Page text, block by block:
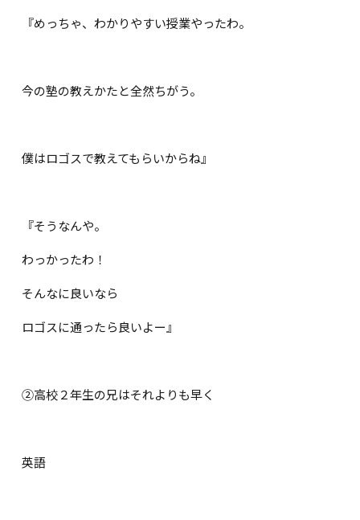
『めっちゃ、わかりやすい授業やったわ。
今の塾の教えかたと全然ちがう。
僕はロゴスで教えてもらいからね』
『そうなんや。
わっかったわ！
そんなに良いなら
ロゴスに通ったら良いよー』
②高校２年生の兄はそれよりも早く
英語